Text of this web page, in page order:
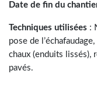
Date de fin du
Techniques utilisées :
pose de
chaux (enduits lissés),
pavés.